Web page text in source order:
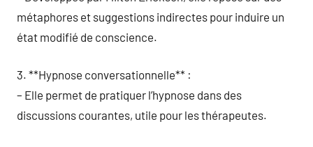
métaphores et suggestions indirectes pour induire un
état modifié de conscience.
3. **Hypnose conversationnelle** :
– Elle permet de pratiquer l’hypnose dans des
discussions courantes, utile pour les thérapeutes.